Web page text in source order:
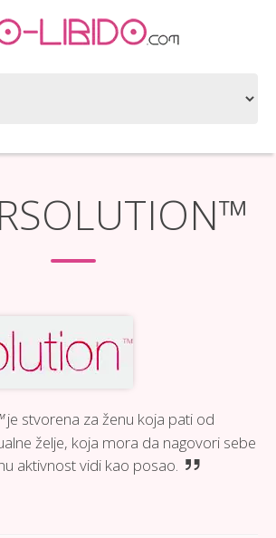
je stvorena za ženu koja pati od
želje, koja mora da nagovori sebe
aktivnost vidi kao posao.